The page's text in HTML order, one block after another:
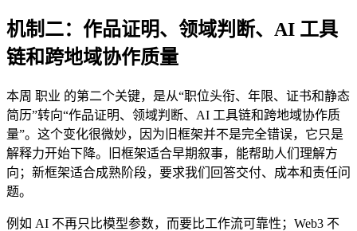
机制二：作品证明、领域判断、AI 工具
链和跨地域协作质量
本周 职业 的第二个关键，是从“职位头衔、年限、证书和静态
简历”转向“作品证明、领域判断、AI 工具链和跨地域协作质
量”。这个变化很微妙，因为旧框架并不是完全错误，它只是
解释力开始下降。旧框架适合早期叙事，能帮助人们理解方
向；新框架适合成熟阶段，要求我们回答交付、成本和责任问
题。
例如 AI 不再只比模型参数，而要比工作流可靠性；Web3 不